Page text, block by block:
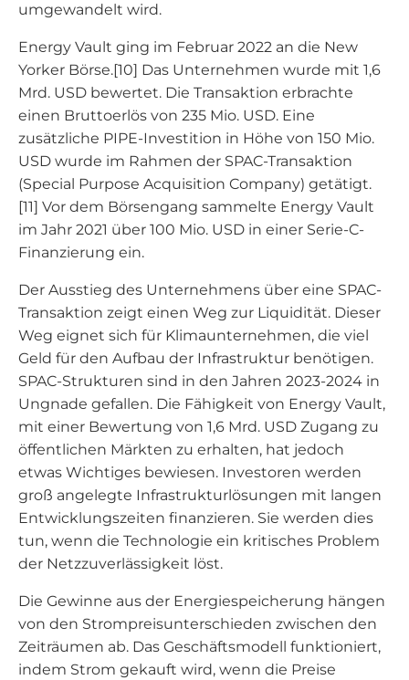
umgewandelt wird.
Energy Vault ging im Februar 2022 an die New
Yorker Börse.[10] Das Unternehmen wurde mit 1,6
Mrd. USD bewertet. Die Transaktion erbrachte
einen Bruttoerlös von 235 Mio. USD. Eine
zusätzliche PIPE-Investition in Höhe von 150 Mio.
USD wurde im Rahmen der SPAC-Transaktion
(Special Purpose Acquisition Company) getätigt.
[11] Vor dem Börsengang sammelte Energy Vault
im Jahr 2021 über 100 Mio. USD in einer Serie-C-
Finanzierung ein.
Der Ausstieg des Unternehmens über eine SPAC-
Transaktion zeigt einen Weg zur Liquidität. Dieser
Weg eignet sich für Klimaunternehmen, die viel
Geld für den Aufbau der Infrastruktur benötigen.
SPAC-Strukturen sind in den Jahren 2023-2024 in
Ungnade gefallen. Die Fähigkeit von Energy Vault,
mit einer Bewertung von 1,6 Mrd. USD Zugang zu
öffentlichen Märkten zu erhalten, hat jedoch
etwas Wichtiges bewiesen. Investoren werden
groß angelegte Infrastrukturlösungen mit langen
Entwicklungszeiten finanzieren. Sie werden dies
tun, wenn die Technologie ein kritisches Problem
der Netzzuverlässigkeit löst.
Die Gewinne aus der Energiespeicherung hängen
von den Strompreisunterschieden zwischen den
Zeiträumen ab. Das Geschäftsmodell funktioniert,
indem Strom gekauft wird, wenn die Preise